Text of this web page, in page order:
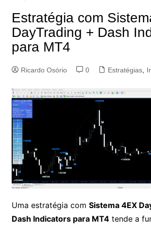
Estratégia com
DayTrading + Dash
para MT4
Ricardo Osório 0 Estratégias,
Uma estratégia com Sistema 4EX
Dash Indicators para MT4tende a